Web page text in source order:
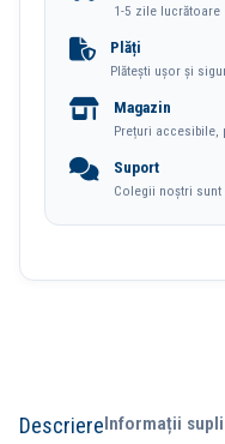
112
File
Dictando
Piele
Roz
1-5 zile lucrătoare
Plăți
Plătești ușor și
Magazin
Prețuri accesibile,
Suport
Colegii noștri sunt
DescriereInformații